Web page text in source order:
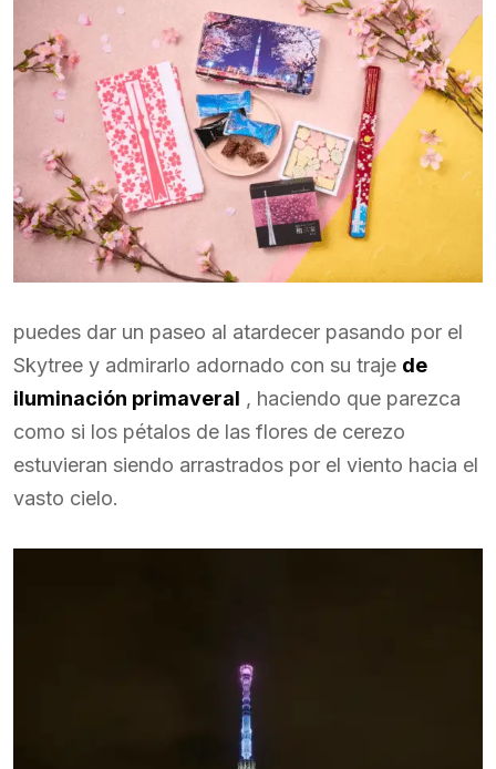
puedes dar un paseo al atardecer pasando por el
Skytree y admirarlo adornado con su traje de
iluminación primaveral , haciendo que parezca
como si los pétalos de las flores de cerezo
estuvieran siendo arrastrados por el viento hacia el
vasto cielo.